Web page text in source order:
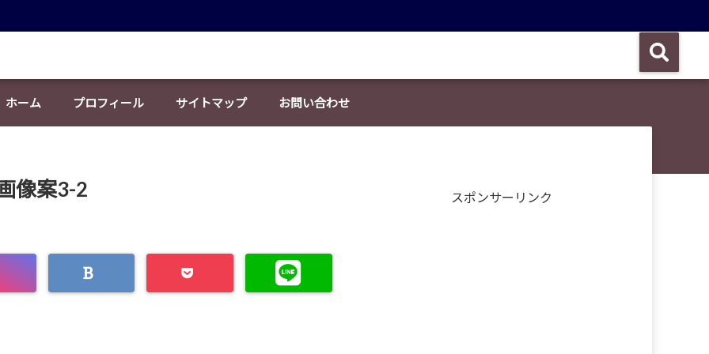
ホーム プロフィール サイトマップ お問い合わせ
像案3-2 スポンサーリンク